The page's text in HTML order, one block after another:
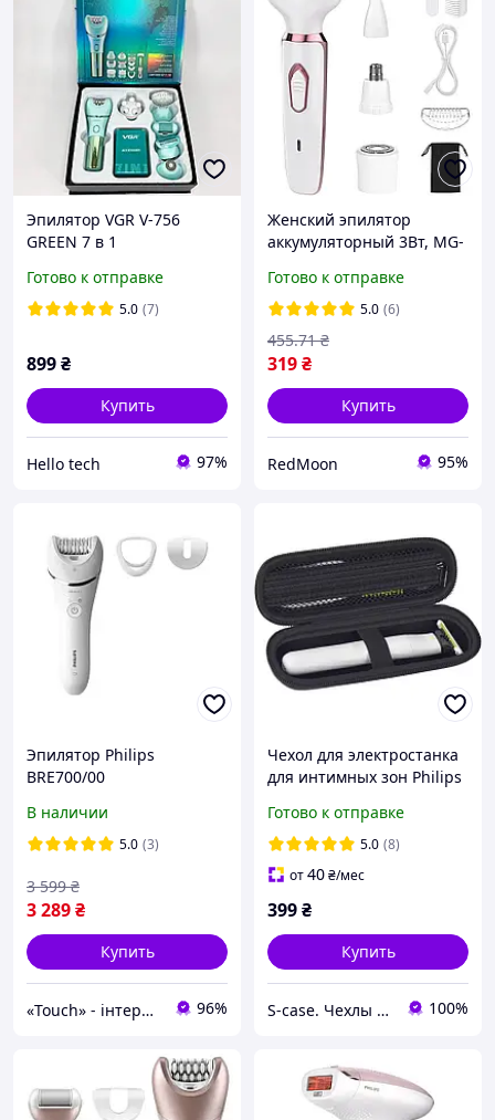
Эпилятор VGR V-756
GREEN 7 в 1
Готово к отправке
5.0 (7)
899₴
Купить
Hello tech 97%
Женский эпилятор
аккумуляторный 3Вт, MG-
для женщин /
Электробритва для
удаления волос
Готово к отправке
5.0 (6)
319₴
455.71 ₴
Купить
RedMoon 95%
Эпилятор Philips
BRE700/00
В наличии
5.0 (3)
3 289₴
3 599 ₴
Купить
«Touch» - інтернет-магазин електроніки та гаджетів 96%
Чехол для электростанка
для интимных зон Philips
QP1924/22
Готово к отправке
5.0 (8)
от40₴/мес
399₴
Купить
S-case. Чехлы для любимых вещей 100%